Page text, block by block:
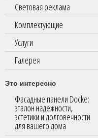
Световая реклама
Комплектующие
Услуги
Галерея
Это интересно
Фасадные панели Docke:
эталон надежности,
эстетики и долговечности
для вашего дома